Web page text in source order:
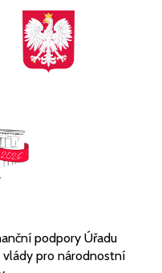
podpory Úřadu
vlády pro národnostní